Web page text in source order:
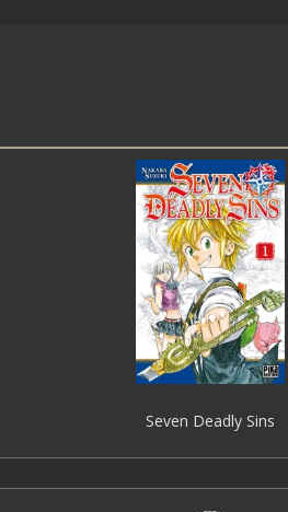
Seven Deadly Sins